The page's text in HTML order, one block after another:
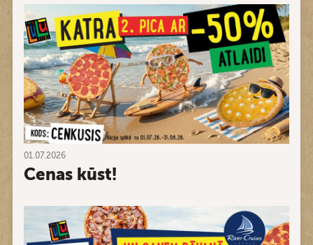
01.07.2026
Cenas kūst!